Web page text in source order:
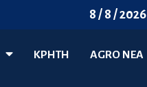
8 / 8 / 2026
ΚΡΗΤΗ AGRO ΝΈΑ